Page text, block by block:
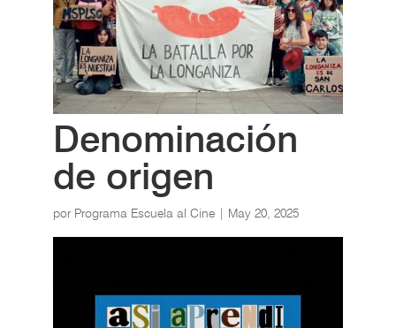
Denominación
de origen
por Programa Escuela al Cine| May 20, 2025